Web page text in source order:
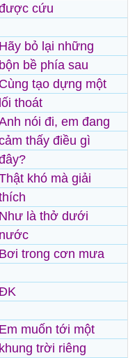
cứu
Hãy bỏ lại những
bộn bề phía sau
Cùng tạo dựng một
lối thoát
nói đi, em đang
thấy điều gì
khó mà giải
Như là thở dưới
nước
Bơi trong cơn mưa
Em muốn tới một
khung trời riêng